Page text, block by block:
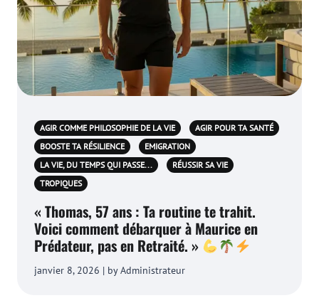
AGIR COMME PHILOSOPHIE DE LA VIE
AGIR POUR TA SANTÉ
BOOSTE TA RÉSILIENCE
EMIGRATION
LA VIE, DU TEMPS QUI PASSE...
RÉUSSIR SA VIE
TROPIQUES
« Thomas, 57 ans : Ta routine te trahit.
Voici comment débarquer à Maurice en
Prédateur, pas en Retraité. »
janvier 8, 2026 | by Administrateur